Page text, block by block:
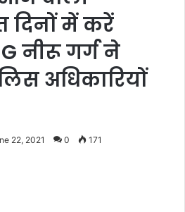
दिनों में करें
नीरू गर्ग ने
अधिकारियों
22, 2021 0 171